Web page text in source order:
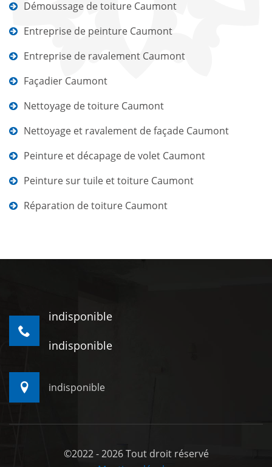
Démoussage de toiture Caumont
Entreprise de peinture Caumont
Entreprise de ravalement Caumont
Façadier Caumont
Nettoyage de toiture Caumont
Nettoyage et ravalement de façade Caumont
Peinture et décapage de volet Caumont
Peinture sur tuile et toiture Caumont
Réparation de toiture Caumont
indisponible
indisponible
indisponible
©2022 - 2026 Tout droit réservé